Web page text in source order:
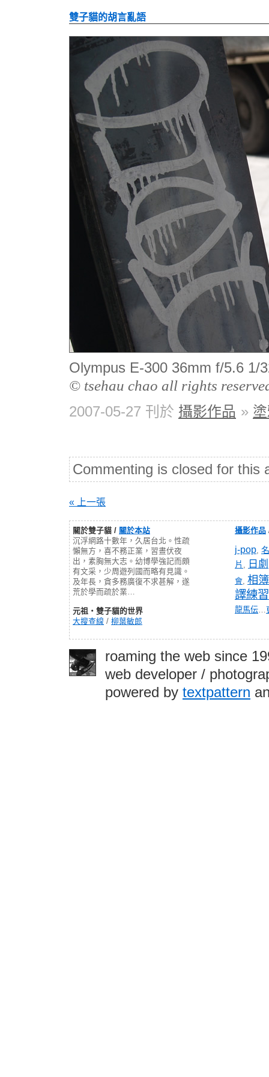
雙子貓的胡言亂語
Olympus E-300 36mm f/5.6 1/
© tsehau chao all rights
2007-05-27 刊於 攝影作品 »
Commenting is closed for this
« 上一張
關於雙子貓 / 關於本站
沉浮網路十數年，久居台北。性疏
懶無方，喜不務正業，習晝伏夜
出，素胸無大志。幼博學強記而頗
有文采，少周遊列國而略有見識。
及年長，貪多務廣復不求甚解，遂
荒於學而疏於業…
元祖‧雙子貓的世界
大搜查線 / 柳葉敏郎
攝影作品
j-pop,
片 , 日劇
會, 相簿
譯練習
龍馬伝…
roaming the web since
web developer /
powered by textpattern